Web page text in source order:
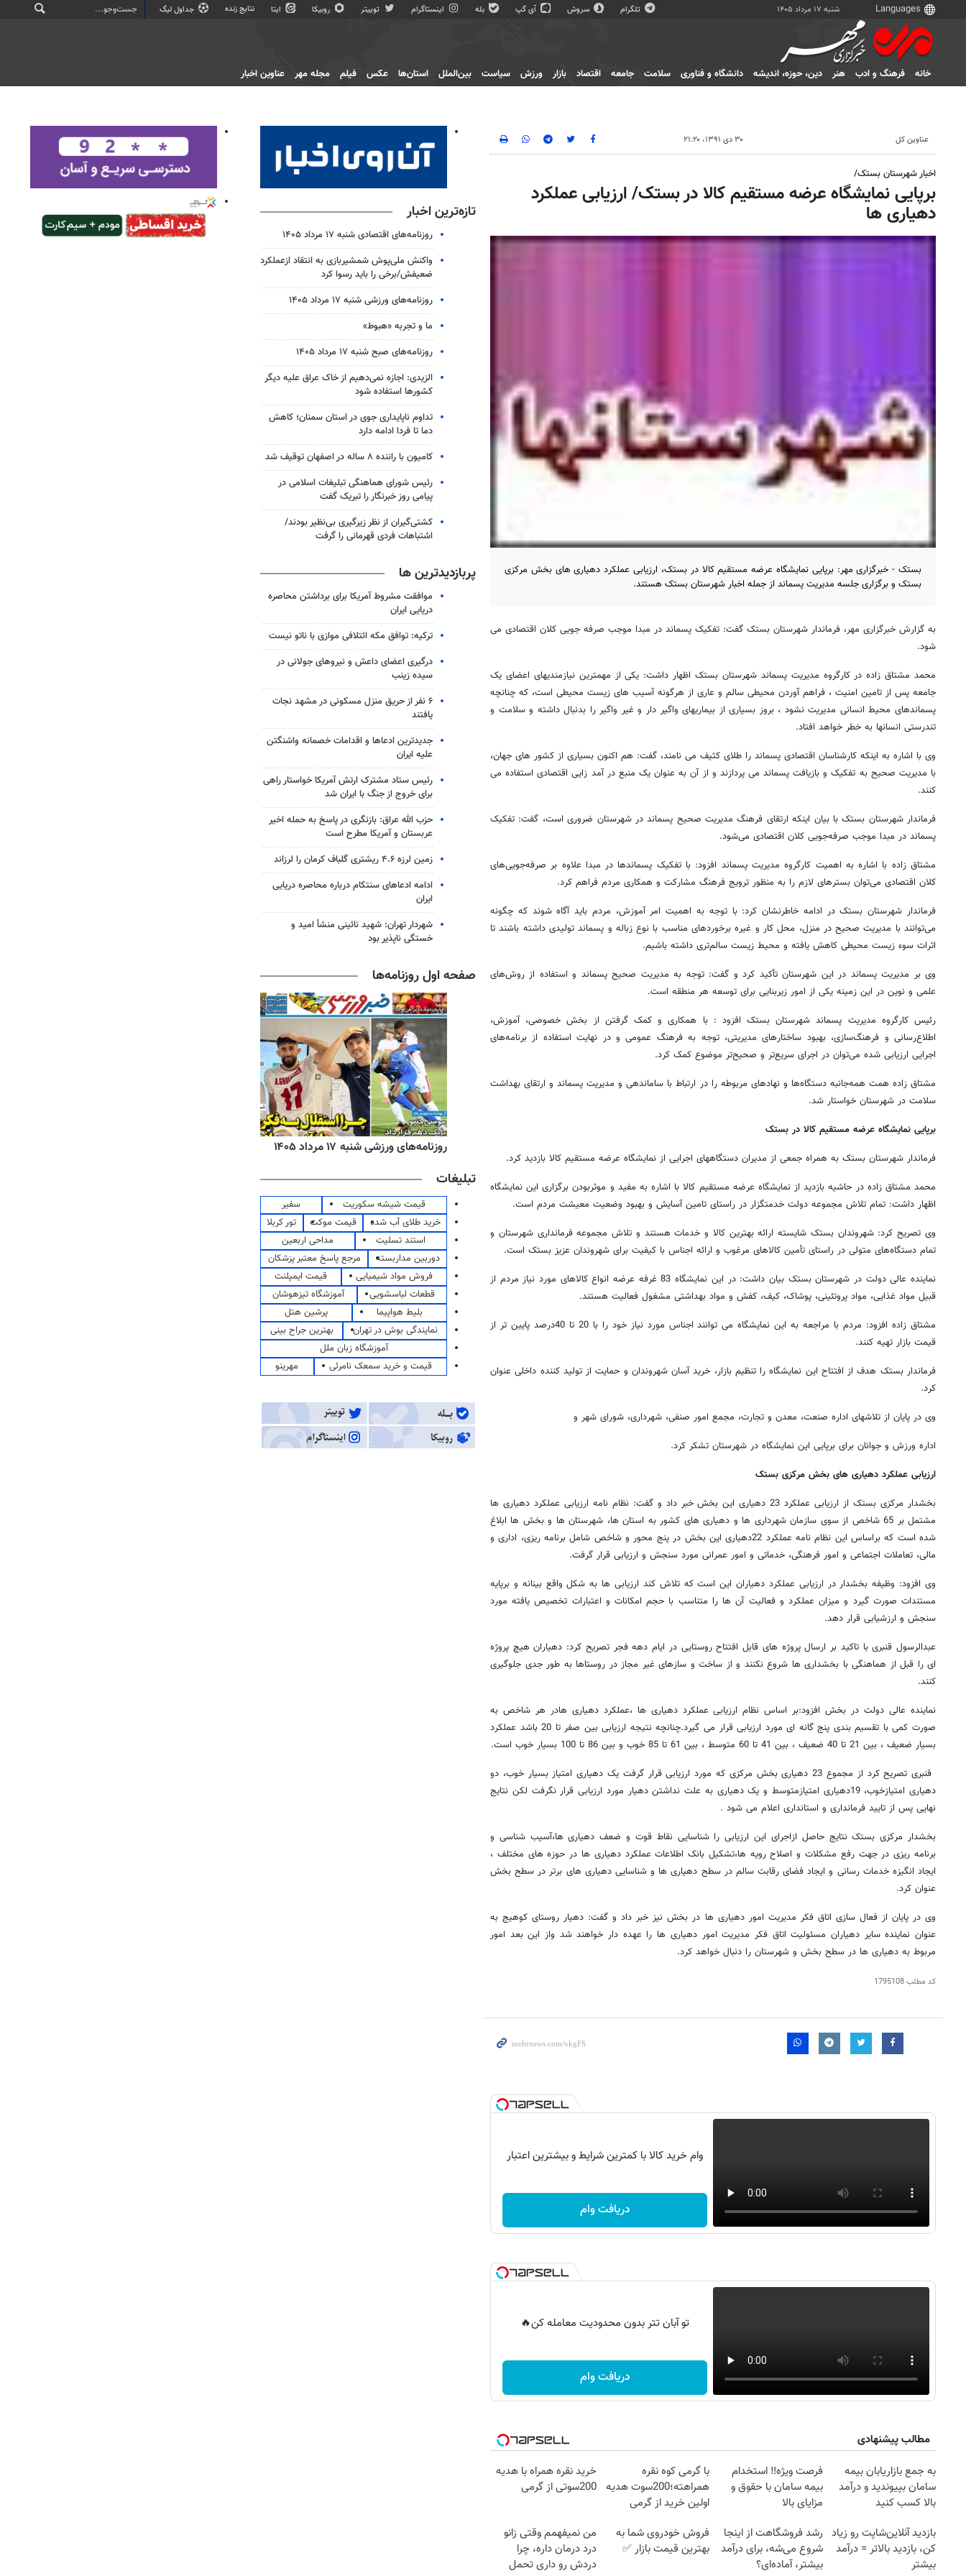
شنبه ۱۷ مرداد ۱۴۰۵ تلگرام سروش آی گپ بله اینستاگرام توییتر روبیکا ایتا نتایج زنده جداول لیگ
خانه فرهنگ و ادب هنر دين، حوزه، انديشه دانشگاه و فناوری سلامت جامعه اقتصاد بازار ورزش سیاست بین‌الملل استان‌ها عکس فیلم مجله مهر عناوین اخبار
عناوین کل ۳۰ دی ۱۳۹۱، ۲۱:۲۰
اخبار شهرستان بستک/
برپایی نمایشگاه عرضه مستقیم کالا در بستک/ ارزیابی عملکرد
دهیاری ها
بستک - خبرگزاری مهر: برپایی نمایشگاه عرضه مستقیم کالا در بستک، ارزیابی عملکرد دهیاری های بخش مرکزی
بستک و برگزاری جلسه مدیریت پسماند از جمله اخبار شهرستان بستک هستند.
به گزارش خبرگزاری مهر، فرماندار شهرستان بستک گفت: تفکیک پسماند در مبدا موجب صرفه جویی کلان اقتصادی می
شود.
محمد مشتاق زاده در کارگروه مدیریت پسماند شهرستان بستک اظهار داشت: یکی از مهمترین نیازمندیهای اعضای یک
جامعه پس از تامین امنیت ، فراهم آوردن محیطی سالم و عاری از هرگونه آسیب های زیست محیطی است، که چنانچه
پسماندهای محیط انسانی مدیریت نشود ، بروز بسیاری از بیماریهای واگیر دار و غیر واگیر را بدنبال داشته و سلامت و
تندرستی انسانها به خطر خواهد افتاد.
وی با اشاره به اینکه کارشناسان اقتصادی پسماند را طلای کثیف می نامند، گفت: هم اکنون بسیاری از کشور های جهان،
با مدیریت صحیح به تفکیک و بازیافت پسماند می پردازند و از آن به عنوان یک منبع در آمد زایی اقتصادی استفاده می
کنند.
فرماندار شهرستان بستک با بیان اینکه ارتقای فرهنگ مدیریت صحیح پسماند در شهرستان ضروری است، گفت: تفکیک
پسماند در مبدا موجب صرفه‌جویی کلان اقتصادی می‌شود.
مشتاق زاده با اشاره به اهمیت کارگروه مدیریت پسماند افزود: با تفکیک پسماندها در مبدا علاوه بر صرفه‌جویی‌های
کلان اقتصادی می‌توان بسترهای لازم را به منظور ترویج فرهنگ مشارکت و همکاری مردم فراهم کرد.
فرماندار شهرستان بستک در ادامه خاطرنشان کرد: با توجه به اهمیت امر آموزش، مردم باید آگاه شوند که چگونه
می‌توانند با مدیریت صحیح در منزل، محل کار و غیره برخوردهای مناسب با نوع زباله و پسماند تولیدی داشته باشند تا
اثرات سوء زیست محیطی کاهش یافته و محیط زیست سالم‌تری داشته باشیم.
وی بر مدیریت پسماند در این شهرستان تأکید کرد و گفت: توجه به مدیریت صحیح پسماند و استفاده از روش‌های
علمی و نوین در این زمینه یکی از امور زیربنایی برای توسعه هر منطقه است.
رئیس کارگروه مدیریت پسماند شهرستان بستک افزود : با همکاری و کمک گرفتن از بخش خصوصی، آموزش،
اطلاع‌رسانی و فرهنگ‌سازی، بهبود ساختارهای مدیریتی، توجه به فرهنگ عمومی و در نهایت استفاده از برنامه‌های
اجرایی ارزیابی شده می‌توان در اجرای سریع‌تر و صحیح‌تر موضوع کمک کرد.
مشتاق زاده همت همه‌جانبه دستگاه‌ها و نهادهای مربوطه را در ارتباط با ساماندهی و مدیریت پسماند و ارتقای بهداشت
سلامت در شهرستان خواستار شد.
برپایی نمایشگاه عرضه مستقیم کالا در بستک
فرماندار شهرستان بستک به همراه جمعی از مدیران دستگاههای اجرایی از نمایشگاه عرضه مستقیم کالا بازدید کرد.
محمد مشتاق زاده در حاشیه بازدید از نمایشگاه عرضه مستقیم کالا با اشاره به مفید و موثربودن برگزاری این نمایشگاه
اظهار داشت: تمام تلاش مجموعه دولت خدمتگزار در راستای تامین آسایش و بهبود وضعیت معیشت مردم است.
وی تصریح کرد: شهروندان بستک شایسته ارائه بهترین کالا و خدمات هستند و تلاش مجموعه فرمانداری شهرستان و
تمام دستگاه‌های متولی در راستای تأمین کالاهای مرغوب و ارائه اجناس با کیفیت برای شهروندان عزیز بستک است.
نماینده عالی دولت در شهرستان بستک بیان داشت: در این نمایشگاه 83 غرفه عرضه انواع کالاهای مورد نیاز مردم از
قبیل مواد غذایی، مواد پروتئینی، پوشاک، کیف، کفش و مواد بهداشتی مشغول فعالیت هستند.
مشتاق زاده افزود: مردم با مراجعه به این نمایشگاه می توانند اجناس مورد نیاز خود را با 20 تا 40درصد پایین تر از
قیمت بازار تهیه کنند.
فرماندار بستک هدف از افتتاح این نمایشگاه را تنظیم بازار، خرید آسان شهروندان و حمایت از تولید کننده داخلی عنوان
کرد.
وی در پایان از تلاشهای اداره صنعت، معدن و تجارت، مجمع امور صنفی، شهرداری، شورای شهر و
اداره ورزش و جوانان برای برپایی این نمایشگاه در شهرستان تشکر کرد.
ارزیابی عملکرد دهیاری های بخش مرکزی بستک
بخشدار مرکزی بستک از ارزیابی عملکرد 23 دهیاری این بخش خبر داد و گفت: نظام نامه ارزیابی عملکرد دهیاری ها
مشتمل بر 65 شاخص از سوی سازمان شهرداری ها و دهیاری های کشور به استان ها، شهرستان ها و بخش ها ابلاغ
شده است که براساس این نظام نامه عملکرد 22دهیاری این بخش در پنج محور و شاخص شامل برنامه ریزی، اداری و
مالی، تعاملات اجتماعی و امور فرهنگی، خدماتی و امور عمرانی مورد سنجش و ارزیابی قرار گرفت.
وی افزود: وظیفه بخشدار در ارزیابی عملکرد دهیاران این است که تلاش کند ارزیابی ها به شکل واقع بینانه و برپایه
مستندات صورت گیرد و میزان عملکرد و فعالیت آن ها را متناسب با حجم امکانات و اعتبارات تخصیص یافته مورد
سنجش و ارزشیابی قرار دهد.
عبدالرسول قنبری با تاکید بر ارسال پروژه های قابل افتتاح روستایی در ایام دهه فجر تصریح کرد: دهیاران هیچ پروژه
ای را قبل از هماهنگی با بخشداری ها شروع نکنند و از ساخت و سازهای غیر مجاز در روستاها به طور جدی جلوگیری
کنند.
نماینده عالی دولت در بخش افزود:بر اساس نظام ارزیابی عملکرد دهیاری ها ،‌عملکرد دهیاری هادر هر شاخص به
صورت کمی با تقسیم بندی پنج گانه ای مورد ارزیابی قرار می گیرد.چنانچه نتیجه ارزیابی بین صفر تا 20 باشد عملکرد
بسیار ضعیف ، بین 21 تا 40 ضعیف ، بین 41 تا 60 متوسط ، بین 61 تا 85 خوب و بین 86 تا 100 بسیار خوب است.
قنبری تصریح کرد از مجموع 23 دهیاری بخش مرکزی که مورد ارزیابی قرار گرفت یک دهیاری امتیاز بسیار خوب، دو
دهیاری امتیازخوب، 19دهیاری امتیازمتوسط و یک دهیاری به علت نداشتن دهیار مورد ارزیابی قرار نگرفت لکن نتایج
نهایی پس از تایید فرمانداری و استانداری اعلام می شود .
بخشدار مرکزی بستک نتایج حاصل ازاجرای این ارزیابی را شناسایی نقاط قوت و ضعف دهیاری ها،آسیب شناسی و
برنامه ریزی در جهت رفع مشکلات و اصلاح رویه ها،تشکیل بانک اطلاعات عملکرد دهیاری ها در حوزه های مختلف ،
ایجاد انگیزه خدمات رسانی و ایجاد فضای رقابت سالم در سطح دهیاری ها و شناسایی دهیاری های برتر در سطح بخش
عنوان کرد.
وی در پایان از فعال سازی اتاق فکر مدیریت امور دهیاری ها در بخش نیز خبر داد و گفت: دهیار روستای کوهیج به
عنوان نماینده سایر دهیاران مسئولیت اتاق فکر مدیریت امور دهیاری ها را عهده دار خواهند شد واز این بعد امور
مربوط به دهیاری ها در سطح بخش و شهرستان را دنبال خواهد کرد.
کد مطلب1795108
وام خرید کالا با کمترین شرایط و بیشترین اعتبار
دریافت وام
تو آبان تتر بدون محدودیت معامله کن🔥
دریافت وام
مطالب پیشنهادی
به جمع بازاریابان بیمه
سامان بپیوندید و درآمد
بالا کسب کنید
فرصت ویژه‼️ استخدام
بیمه سامان با حقوق و
مزایای بالا
با گرمی کوه نقره
همراهته؛200سوت هدیه
اولین خرید از گرمی
خرید نقره همراه با هدیه
200سوتی از گرمی
بازدید آنلاین‌شاپت رو زیاد
کن، بازدید بالاتر = درآمد
بیشتر
رشد فروشگاهت از اینجا
شروع می‌شه، برای درآمد
بیشتر، آماده‌ای؟
فروش خودروی شما به
بهترین قیمت بازار ✅
من نمیفهمم وقتی زانو
درد درمان داره، چرا
دردش رو داری تحمل
تازه‌ترین اخبار
روزنامه‌های اقتصادی شنبه ۱۷ مرداد ۱۴۰۵
واکنش ملی‌پوش شمشیربازی به انتقاد ازعملکرد
ضعیفش/برخی را باید رسوا کرد
روزنامه‌های ورزشی شنبه ۱۷ مرداد ۱۴۰۵
ما و تجربه «هبوط»
روزنامه‌های صبح شنبه ۱۷ مرداد ۱۴۰۵
الزیدی: اجازه نمی‌دهیم از خاک عراق علیه دیگر
کشورها استفاده شود
تداوم ناپایداری جوی در استان سمنان؛ کاهش
دما تا فردا ادامه دارد
کامیون با راننده ۸ ساله در اصفهان توقیف شد
رئیس شورای هماهنگی تبلیغات اسلامی در
پیامی روز خبرنگار را تبریک گفت
کشتی‌گیران از نظر زیرگیری بی‌نظیر بودند/
اشتباهات فردی قهرمانی را گرفت
پربازدیدترین ها
موافقت مشروط آمریکا برای برداشتن محاصره
دریایی ایران
ترکیه: توافق مکه ائتلافی موازی با ناتو نیست
درگیری اعضای داعش و نیروهای جولانی در
سیده زینب
۶ نفر از حریق منزل مسکونی در مشهد نجات
یافتند
جدیدترین ادعاها و اقدامات خصمانه واشنگتن
علیه ایران
رئیس ستاد مشترک ارتش آمریکا خواستار راهی
برای خروج از جنگ با ایران شد
حزب الله عراق: بازنگری در پاسخ به حمله اخیر
عربستان و آمریکا مطرح است
زمین لرزه ۴.۶ ریشتری گلباف کرمان را لرزاند
ادامه ادعاهای سنتکام درباره محاصره دریایی
ایران
شهردار تهران: شهید نائینی منشأ امید و
خستگی‌ ناپذیر بود
صفحه اول روزنامه‌ها
روزنامه‌های ورزشی شنبه ۱۷ مرداد ۱۴۰۵
تبلیغات
قیمت شیشه سکوریت
سفیر
خرید طلای آب شده
قیمت موکت
تور کربلا
استند تسلیت
مداحی اربعین
دوربین مداربسته
مرجع پاسخ معتبر پزشکان
فروش مواد شیمیایی
قیمت ایمپلنت
قطعات لباسشویی
آموزشگاه تیزهوشان
بلیط هواپیما
پرشین هتل
نمایندگی بوش در تهران
بهترین جراح بینی
آموزشگاه زبان ملل
قیمت و خرید سمعک نامرئی
مهرینو